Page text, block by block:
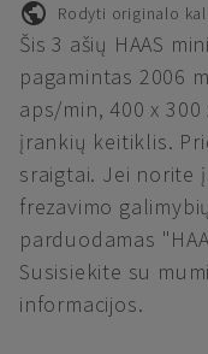
Rodyti originalo
Šis 3 ašių HAAS
pagamintas 2006
aps/min, 400 x
įrankių keitiklis.
sraigtai. Jei norite
frezavimo
parduodamas
Susisiekite su
informacijos.